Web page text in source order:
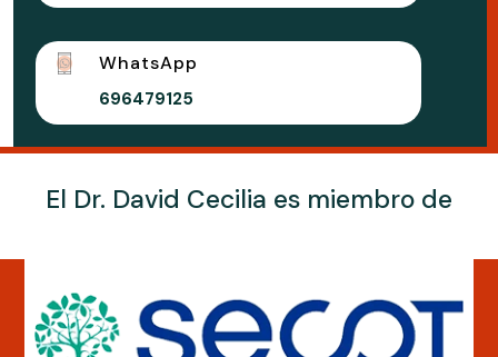
WhatsApp
696479125
El Dr. David Cecilia es miembro de